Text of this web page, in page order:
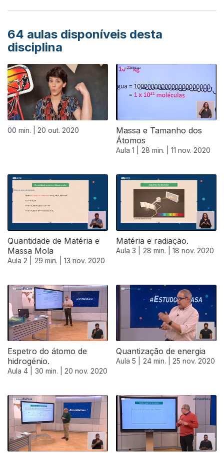
64 aulas disponíveis desta
disciplina
00 min. | 20 out. 2020
Massa e Tamanho dos
Átomos
Aula 1 | 28 min. | 11 nov. 2020
Quantidade de Matéria e
Massa Mola
Aula 2 | 29 min. | 13 nov. 2020
Matéria e radiação.
Aula 3 | 28 min. | 18 nov. 2020
Espetro do átomo de
hidrogénio.
Aula 4 | 30 min. | 20 nov. 2020
Quantização de energia
Aula 5 | 24 min. | 25 nov. 2020